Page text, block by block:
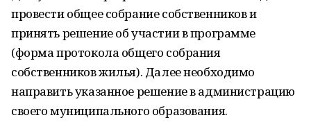
провести общее собрание собственников и
принять решение об участии в программе
(форма протокола общего собрания
собственников жилья). Далее необходимо
направить указанное решение в администрацию
своего муниципального образования.